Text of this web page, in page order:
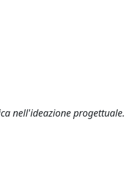
nell'ideazione progettuale.